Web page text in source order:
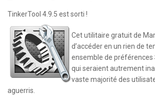
TinkerTool 4.9.5 est sorti !
Cet utilitaire gratuit de
d’accéder en un rien de
ensemble de préférences
qui seraient autrement
vaste majorité des
aguerris.